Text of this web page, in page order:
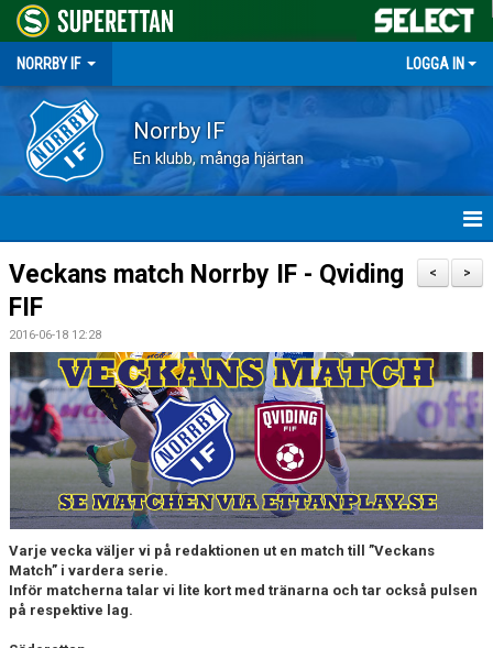
NORRBY IF LOGGA IN
Norrby IF
En klubb, många hjärtan
HEM
NYHETER
FÖRENINGEN
KALENDER
VÅRA LAG
MATCHER
NÄRA NORRBY
VÄRDEGRUND
>
<
Veckans match Norrby IF - Qviding
FIF
2016-06-18 12:28
Varje vecka väljer vi på redaktionen ut en match till ”Veckans
Match” i vardera serie.
Inför matcherna talar vi lite kort med tränarna och tar också pulsen
på respektive lag.